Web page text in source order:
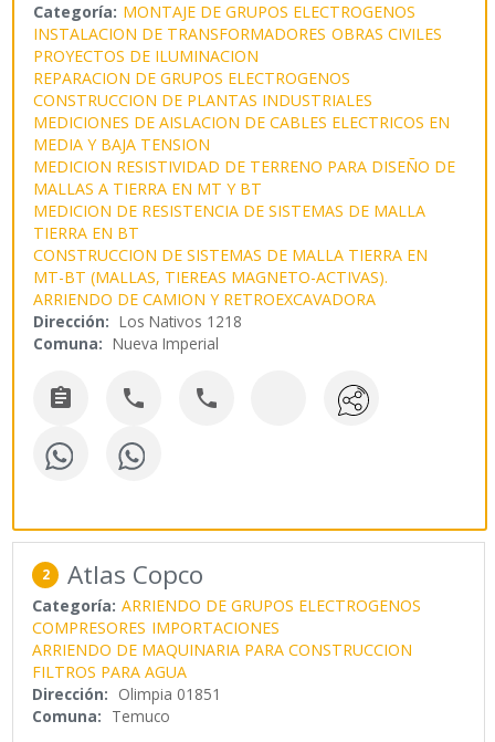
Categoría: MONTAJE DE GRUPOS ELECTROGENOS
INSTALACION DE TRANSFORMADORES OBRAS CIVILES
PROYECTOS DE ILUMINACION
REPARACION DE GRUPOS ELECTROGENOS
CONSTRUCCION DE PLANTAS INDUSTRIALES
MEDICIONES DE AISLACION DE CABLES ELECTRICOS EN
MEDIA Y BAJA TENSION
MEDICION RESISTIVIDAD DE TERRENO PARA DISEÑO DE
MALLAS A TIERRA EN MT Y BT
MEDICION DE RESISTENCIA DE SISTEMAS DE MALLA
TIERRA EN BT
CONSTRUCCION DE SISTEMAS DE MALLA TIERRA EN
MT-BT (MALLAS, TIEREAS MAGNETO-ACTIVAS).
ARRIENDO DE CAMION Y RETROEXCAVADORA
Dirección: Los Nativos 1218
Comuna: Nueva Imperial
  
2 Atlas Copco
Categoría: ARRIENDO DE GRUPOS ELECTROGENOS
COMPRESORES IMPORTACIONES
ARRIENDO DE MAQUINARIA PARA CONSTRUCCION
FILTROS PARA AGUA
Dirección: Olimpia 01851
Comuna: Temuco